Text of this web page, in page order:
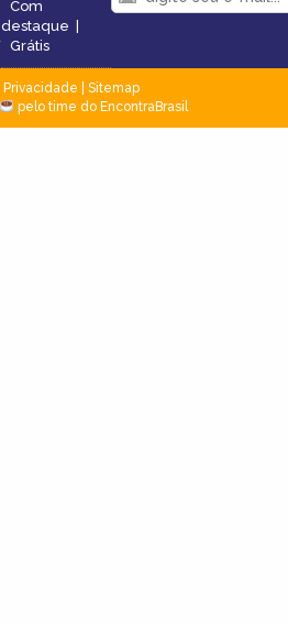
Com
destaque |
Grátis
Privacidade
Sitemap
pelo time do EncontraBrasil